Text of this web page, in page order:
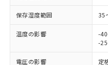
保存湿度範囲 35
温度の影響
-
-
電圧の影響 定
本サービスは
商品の当社在
(税抜)を提供
当社制御機器
本サービスの
非含有の対応状況を
非該当品：ライセン
害物質有無と関係の
仕入先様の事情に
いたものが、含有品
※1 中国
「○」：最大均質材
基準値以下であるこ
「×」：最大均質材
基準値を超えている